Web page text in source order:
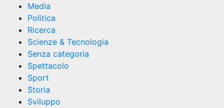
Media
Politica
Ricerca
Scienze & Tecnologia
Senza categoria
Spettacolo
Sport
Storia
Sviluppo